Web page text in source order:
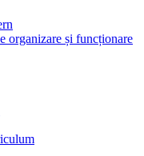
organizare și funcționare